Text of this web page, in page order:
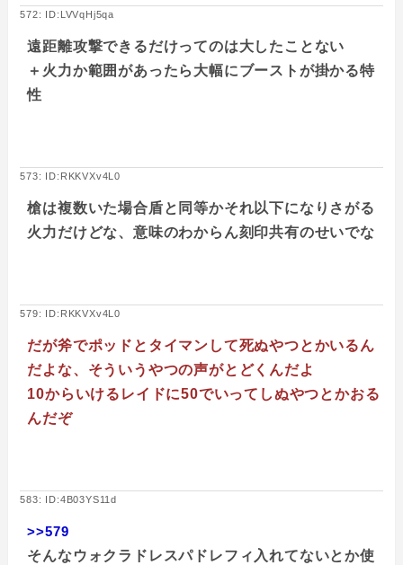
572: ID:LVVqHj5qa
遠距離攻撃できるだけってのは大したことない
＋火力か範囲があったら大幅にブーストが掛かる特
性
573: ID:RKKVXv4L0
槍は複数いた場合盾と同等かそれ以下になりさがる
火力だけどな、意味のわからん刻印共有のせいでな
579: ID:RKKVXv4L0
だが斧でポッドとタイマンして死ぬやつとかいるん
だよな、そういうやつの声がとどくんだよ
10からいけるレイドに50でいってしぬやつとかおる
んだぞ
583: ID:4B03YS11d
>>579
そんなウォクラドレスパドレフィ入れてないとか使